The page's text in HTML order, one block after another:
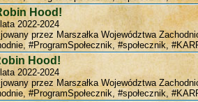
Hood!
2022-2024
przez Marszałka Województwa
#ProgramSpołecznik, #społecznik,
Hood!
2022-2024
przez Marszałka Województwa
#ProgramSpołecznik, #społecznik,